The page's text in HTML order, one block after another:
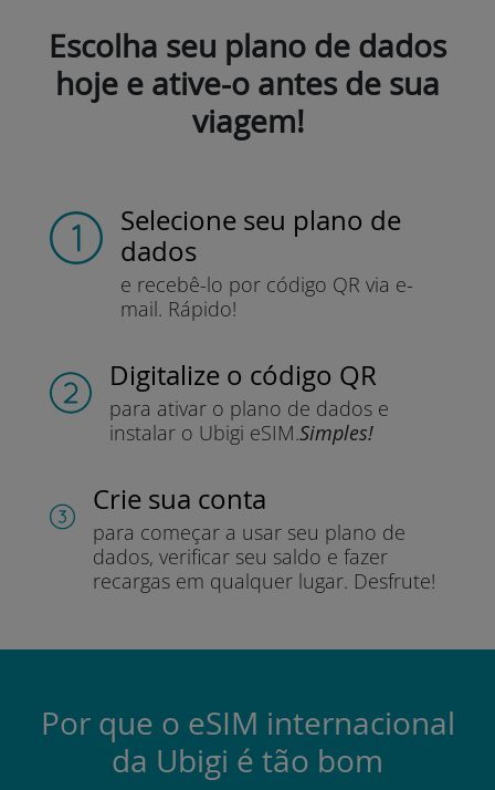
Escolha seu plano de dados
hoje e ative-o antes de sua
viagem!
Selecione seu plano de
dados
e recebê-lo por código QR via e-
mail. Rápido!
Digitalize o código QR
para ativar o plano de dados e
instalar o Ubigi eSIM.Simples!
Crie sua conta
para começar a usar seu plano de
dados, verificar seu saldo e fazer
recargas em qualquer lugar. Desfrute!
Por que o eSIM internacional
da Ubigi é tão bom